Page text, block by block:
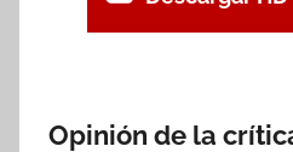
Opinión de la